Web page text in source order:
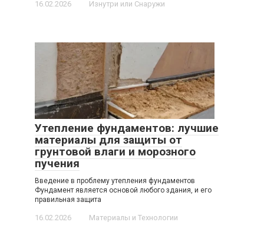
16.02.2026 Изнутри или Снаружи
Утепление фундаментов: лучшие
материалы для защиты от
грунтовой влаги и морозного
пучения
Введение в проблему утепления фундаментов
Фундамент является основой любого здания, и его
правильная защита
16.02.2026 Материалы и Технологии